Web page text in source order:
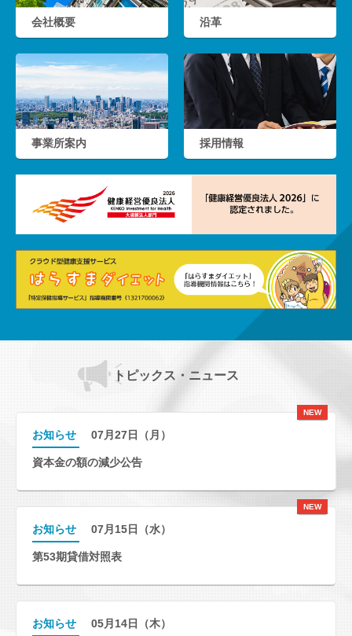
会社概要 沿革
事業所案内 採用情報
トピックス・ニュース
お知らせ 07月27日（月）
NEW
資本金の額の減少公告
お知らせ 07月15日（水）
NEW
第53期貸借対照表
お知らせ 05月14日（木）